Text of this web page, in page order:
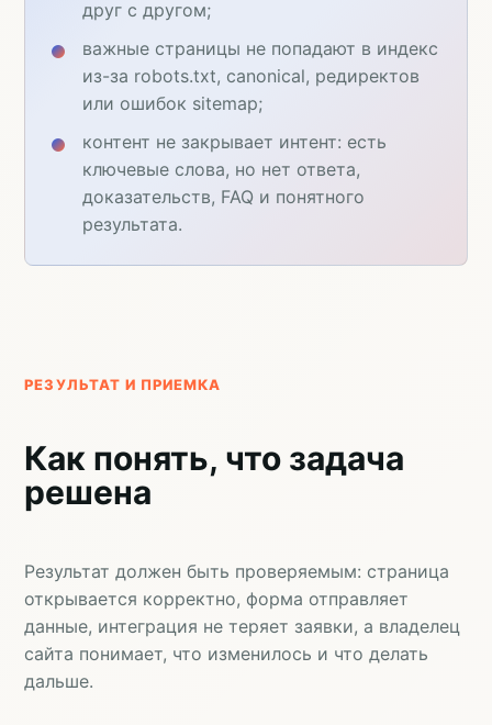
друг с другом;
важные страницы не попадают в индекс
из-за robots.txt, canonical, редиректов
или ошибок sitemap;
контент не закрывает интент: есть
ключевые слова, но нет ответа,
доказательств, FAQ и понятного
результата.
РЕЗУЛЬТАТ И ПРИЕМКА
Как понять, что задача
решена
Результат должен быть проверяемым: страница
открывается корректно, форма отправляет
данные, интеграция не теряет заявки, а владелец
сайта понимает, что изменилось и что делать
дальше.